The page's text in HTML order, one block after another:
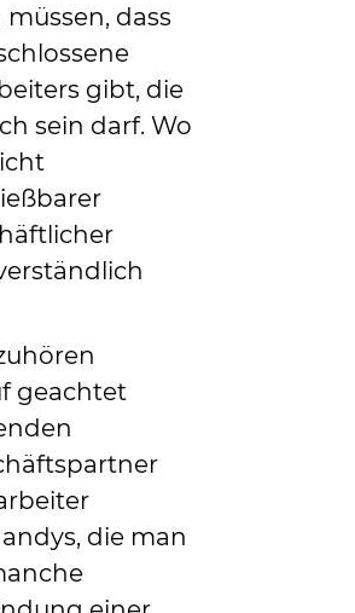
dass
gibt, die
sein darf. Wo
geachtet
die man